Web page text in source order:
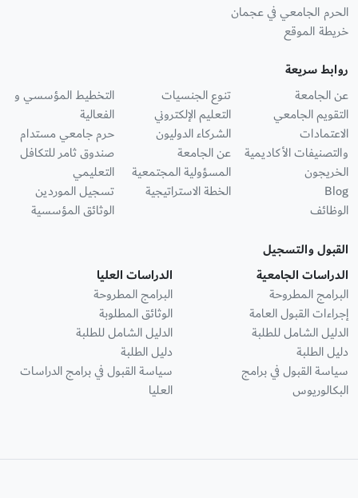
الحرم الجامعي في عجمان
خريطة الموقع
روابط سريعة
عن الجامعة
التقويم الجامعي
الاعتمادات
والتصنيفات الأكاديمية
الخريجون
Blog
الوظائف
تنوع الجنسيات
التعليم الإلكتروني
الشركاء الدوليون
عن الجامعة
المسؤولية المجتمعية
الخطة الاستراتيجية
التخطيط المؤسسي و
الفعالية
حرم جامعي مستدام
صندوق ثامر للتكافل
التعليمي
تسجيل الموردين
الوثائق المؤسسية
القبول والتسجيل
الدراسات الجامعية
البرامج المطروحة
إجراءات القبول العامة
الدليل الشامل للطلبة
دليل الطلبة
سياسة القبول في برامج
البكالوريوس
الدراسات العليا
البرامج المطروحة
الوثائق المطلوبة
الدليل الشامل للطلبة
دليل الطلبة
سياسة القبول في برامج الدراسات
العليا